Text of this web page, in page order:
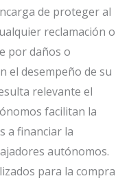
de proteger al
reclamación o
por daños o
el desempeño de su
relevante el
facilitan la
a financiar la
autónomos.
para la compra